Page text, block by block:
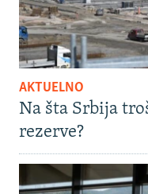
AKTUELNO
Na šta Srbija
rezerve?